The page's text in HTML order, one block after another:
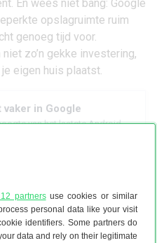
partnersuse cookies or similar
personal data like your visit
identifiers. Some partners do
data and rely on their legitimate
En wees niet bang: Google
opslagruimte ruim
genoeg tijd voor.
niet zo’n gekke investering,
eigen huis plaatst.
in Google
van het laatste Android-